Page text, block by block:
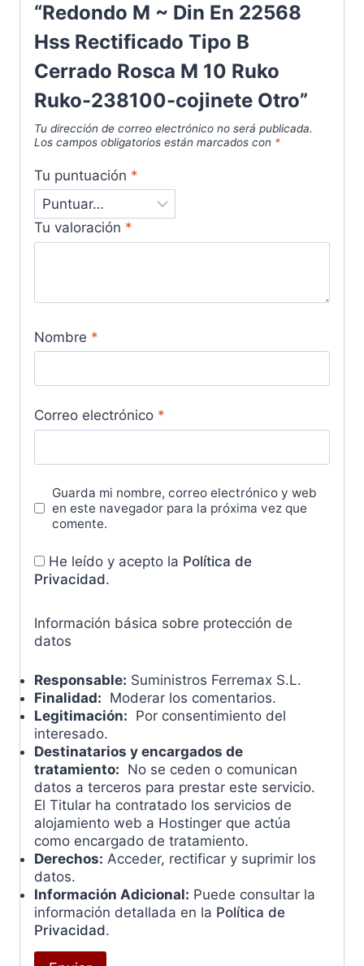
“Redondo M ~ Din En 22568
Hss Rectificado Tipo B
Cerrado Rosca M 10 Ruko
Ruko-238100-cojinete Otro”
Tu dirección de correo electrónico no será publicada.
Los campos obligatorios están marcados con *
Tu puntuación *
Tu valoración *
Nombre *
Correo electrónico *
Guarda mi nombre, correo electrónico y web
en este navegador para la próxima vez que
comente.
He leído y acepto la Política de
Privacidad.
Información básica sobre protección de
datos
Responsable: Suministros Ferremax S.L.
Finalidad: Moderar los comentarios.
Legitimación: Por consentimiento del
interesado.
Destinatarios y encargados de
tratamiento: No se ceden o comunican
datos a terceros para prestar este servicio.
El Titular ha contratado los servicios de
alojamiento web a Hostinger que actúa
como encargado de tratamiento.
Derechos: Acceder, rectificar y suprimir los
datos.
Información Adicional: Puede consultar la
información detallada en la Política de
Privacidad.